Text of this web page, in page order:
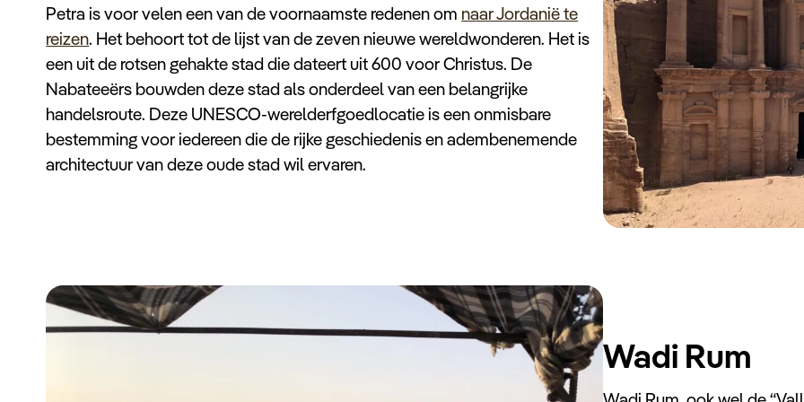
Petra is voor velen een van de voornaamste redenen om naar Jordanië te
reizen. Het behoort tot de lijst van de zeven nieuwe wereldwonderen. Het is
een uit de rotsen gehakte stad die dateert uit 600 voor Christus. De
Nabateeërs bouwden deze stad als onderdeel van een belangrijke
handelsroute. Deze UNESCO-werelderfgoedlocatie is een onmisbare
bestemming voor iedereen die de rijke geschiedenis en adembenemende
architectuur van deze oude stad wil ervaren.
Wadi Rum